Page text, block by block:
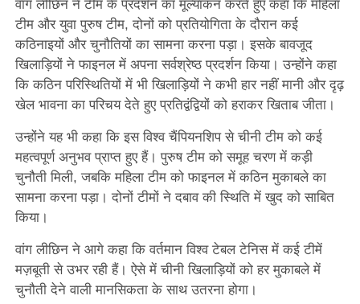
वांग लीछिन ने टीम के प्रदर्शन का मूल्यांकन करते हुए कहा कि महिला
टीम और युवा पुरुष टीम, दोनों को प्रतियोगिता के दौरान कई
कठिनाइयों और चुनौतियों का सामना करना पड़ा। इसके बावजूद
खिलाड़ियों ने फाइनल में अपना सर्वश्रेष्ठ प्रदर्शन किया। उन्होंने कहा
कि कठिन परिस्थितियों में भी खिलाड़ियों ने कभी हार नहीं मानी और दृढ़
खेल भावना का परिचय देते हुए प्रतिद्वंद्वियों को हराकर खिताब जीता।
उन्होंने यह भी कहा कि इस विश्व चैंपियनशिप से चीनी टीम को कई
महत्वपूर्ण अनुभव प्राप्त हुए हैं। पुरुष टीम को समूह चरण में कड़ी
चुनौती मिली, जबकि महिला टीम को फाइनल में कठिन मुकाबले का
सामना करना पड़ा। दोनों टीमों ने दबाव की स्थिति में खुद को साबित
किया।
वांग लीछिन ने आगे कहा कि वर्तमान विश्व टेबल टेनिस में कई टीमें
मज़बूती से उभर रही हैं। ऐसे में चीनी खिलाड़ियों को हर मुकाबले में
चुनौती देने वाली मानसिकता के साथ उतरना होगा।